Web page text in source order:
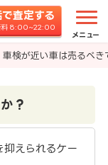
で査定する
料 8:00~22:00
メニュー
車検が近い車は売るべき
？
えられるケー